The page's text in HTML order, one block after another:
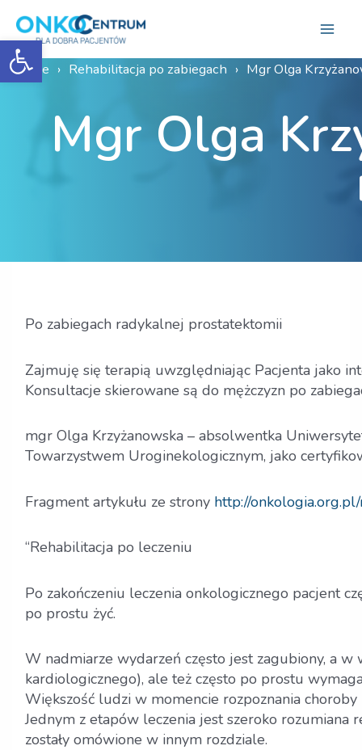
Otwórz pasek narzędzi
Skip
to
content
Mgr Olga
Home Rehabilitacja po zabiegach Mgr Olga
Po zabiegach radykalnej prostatektomii
Zajmuję się terapią uwzględniając Pacjenta jako
Konsultacje skierowane są do mężczyzn po
mgr Olga Krzyżanowska – absolwentka
Towarzystwem Uroginekologicznym, jako
Fragment artykułu ze strony http://
“Rehabilitacja po leczeniu
Po zakończeniu leczenia onkologicznego pacjent
po prostu żyć.
W nadmiarze wydarzeń często jest zagubiony, a
kardiologicznego), ale też często po prostu
Większość ludzi w momencie rozpoznania
Jednym z etapów leczenia jest szeroko rozumiana
zostały omówione w innym rozdziale.